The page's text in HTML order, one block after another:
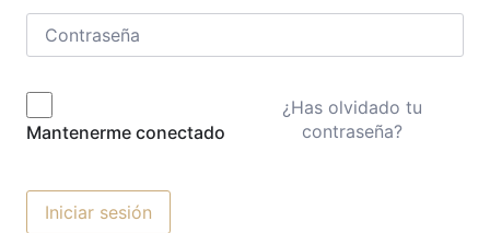
Mantenerme conectado
¿Has olvidado tu
contraseña?
Iniciar sesión